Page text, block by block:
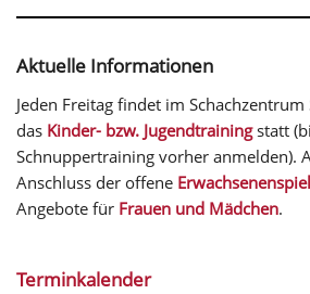
Aktuelle Informationen
Jeden Freitag findet im
das Kinder- bzw. Jugendtrainingstatt
Schnuppertraining vorher anmelden).
Anschluss der offene
Angebote für Frauen und Mädchen.
Terminkalender